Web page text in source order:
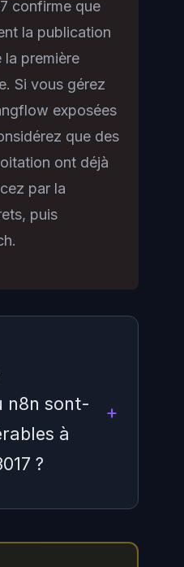
confirme que
la publication
première
Si vous gérez
exposées
que des
ont déjà
par la
puis
n8n sont-
à
?
est